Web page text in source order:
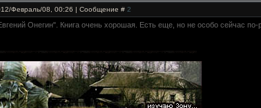
Февраль/08, 00:26 | Сообщение # 2
Онегин". Книга очень хорошая. Есть еще, но не особо сейчас